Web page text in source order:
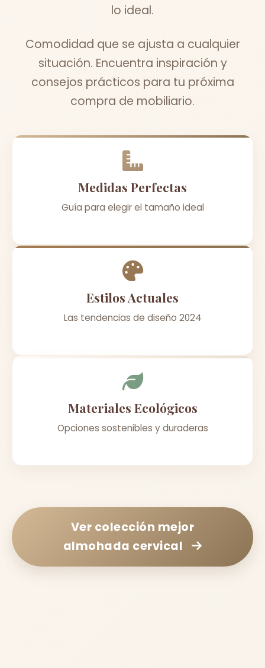
lo ideal.
Comodidad que se ajusta a cualquier
situación. Encuentra inspiración y
consejos prácticos para tu próxima
compra de mobiliario.
Medidas Perfectas
Guía para elegir el tamaño ideal
Estilos Actuales
Las tendencias de diseño 2024
Materiales Ecológicos
Opciones sostenibles y duraderas
Ver colección mejor
almohada cervical